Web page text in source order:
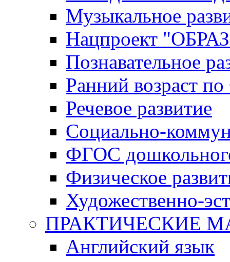
Музыкальное
Нацпроект
Познавательное
Ранний возраст
Речевое развитие
Социально-
ФГОС
Физическое
Художественно-
ПРАКТИЧЕСКИЕ
Английский язык